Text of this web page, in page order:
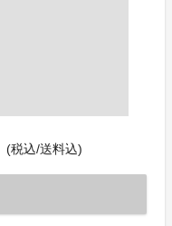
(税込/送料込)